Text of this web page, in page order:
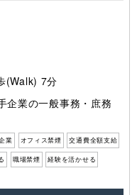
(Walk) 7分
企業の一般事務・庶務
業 オフィス禁煙 交通費全額支給
職場禁煙 経験を活かせる